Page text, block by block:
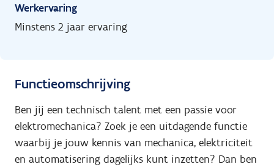
Werkervaring
Minstens 2 jaar ervaring
Functieomschrijving
Ben jij een technisch talent met een passie voor
elektromechanica? Zoek je een uitdagende functie
waarbij je jouw kennis van mechanica, elektriciteit
en automatisering dagelijks kunt inzetten? Dan ben